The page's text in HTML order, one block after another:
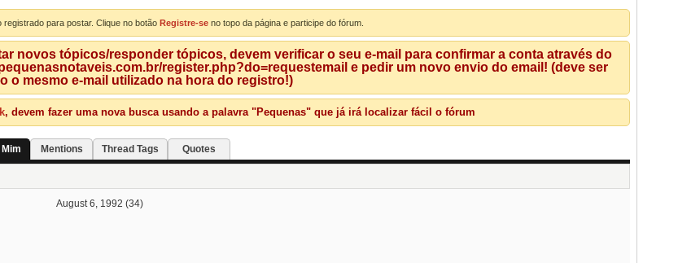
registrado para postar. Clique no botão Registre-se no topo da página e participe do fórum.
novos tópicos/responder tópicos, devem verificar o seu e-mail para confirmar a conta através do
register.php?do=requestemail e pedir um novo envio do email! (deve ser
o mesmo e-mail utilizado na hora do registro!)
, devem fazer uma nova busca usando a palavra "Pequenas" que já irá localizar fácil o fórum
Mentions Thread Tags Quotes
August 6, 1992 (34)